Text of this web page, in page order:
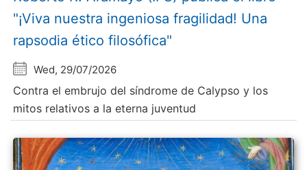
"¡Viva nuestra ingeniosa fragilidad! Una
rapsodia ético filosófica"
Wed, 29/07/2026
Contra el embrujo del síndrome de Calypso y los
mitos relativos a la eterna juventud